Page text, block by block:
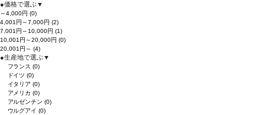
●価格で選ぶ▼
～4,000円 (0)
4,001円～7,000円 (2)
7,001円～10,000円 (1)
10,001円～20,000円 (0)
20,001円～ (4)
●生産地で選ぶ▼
フランス(0)
ドイツ(0)
イタリア(0)
アメリカ(0)
アルゼンチン(0)
ウルグアイ(0)